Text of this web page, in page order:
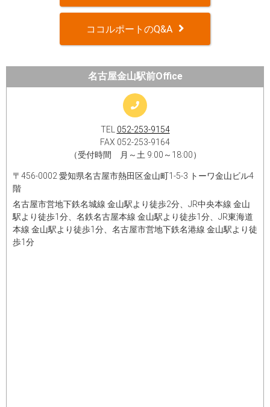
ココルポートのQ&A
名古屋金山駅前Office
TEL 052-253-9154
FAX 052-253-9164
（受付時間 月～土 9:00～18:00）
〒456-0002 愛知県名古屋市熱田区金山町1-5-3 トーワ金山ビル4
階
名古屋市営地下鉄名城線 金山駅より徒歩2分、JR中央本線 金山
駅より徒歩1分、名鉄名古屋本線 金山駅より徒歩1分、JR東海道
本線 金山駅より徒歩1分、名古屋市営地下鉄名港線 金山駅より徒
歩1分